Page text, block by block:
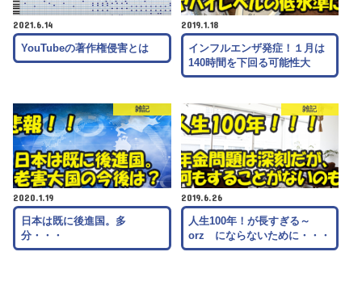
2021.6.14
YouTubeの著作権侵害とは
2019.1.18
インフルエンザ発症！１月は
140時間を下回る可能性大
雑記
2020.1.19
日本は既に後進国。多
分・・・
雑記
2019.6.26
人生100年！が長すぎる～
orz にならないために・・・